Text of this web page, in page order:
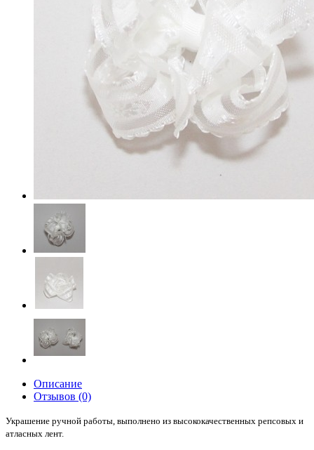
Описание
Отзывов (0)
Украшение ручной работы, выполнено из высококачественных репсовых и
атласных лент.